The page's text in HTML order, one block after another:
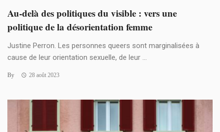
Au-delà des politiques du visible : vers une
politique de la désorientation femme
Justine Perron. Les personnes queers sont marginalisées à
cause de leur orientation sexuelle, de leur ...
By 28 août 2023